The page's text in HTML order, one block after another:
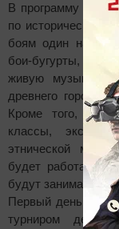
В программу
по историческому
боям один на
бои-бугурты,
живую музыку,
древнего города
Кроме того, на
классы,
этнической
будет работать
будут заниматься
Первый день
турниром